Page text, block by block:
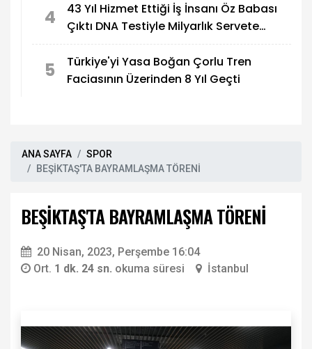
4
43 Yıl Hizmet Ettiği İş İnsanı Öz Babası
Çıktı DNA Testiyle Milyarlık Servete
5
Türkiye'yi Yasa Boğan Çorlu Tren
Faciasının Üzerinden 8 Yıl Geçti
ANA SAYFA
SPOR
BEŞİKTAŞ'TA BAYRAMLAŞMA TÖRENİ
BEŞİKTAŞ'TA BAYRAMLAŞMA TÖRENİ
20 Nisan, 2023, Perşembe 16:04
Ort. 1 dk. 24 sn. okuma süresi İstanbul